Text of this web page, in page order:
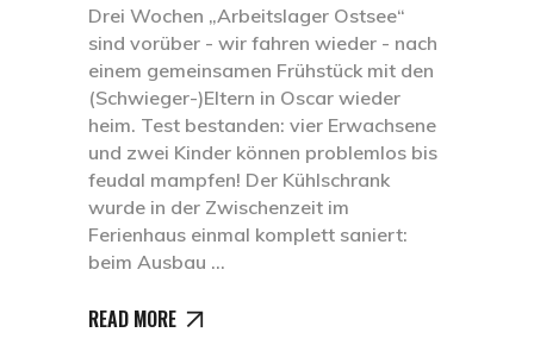
Drei Wochen „Arbeitslager Ostsee“
sind vorüber - wir fahren wieder - nach
einem gemeinsamen Frühstück mit den
(Schwieger-)Eltern in Oscar wieder
heim. Test bestanden: vier Erwachsene
und zwei Kinder können problemlos bis
feudal mampfen! Der Kühlschrank
wurde in der Zwischenzeit im
Ferienhaus einmal komplett saniert:
beim Ausbau
READ MORE